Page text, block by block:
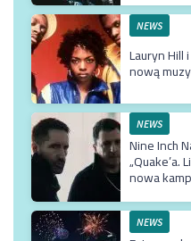
NEWS
Lauryn Hill
nową
NEWS
Nine Inch
„Quake’a.
nowa
NEWS